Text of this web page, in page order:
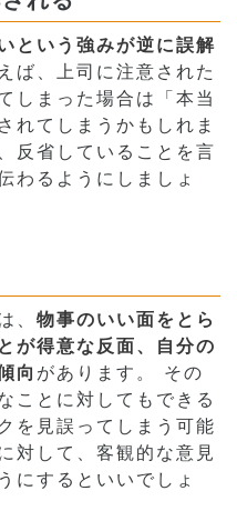
という強みが逆に誤解
ば、上司に注意された
しまった場合は「本当
れてしまうかもしれま
反省していることを言
わるようにしましょ
、 物事のいい面をとら
が得意な反面、自分の
向 があります。 その
ことに対してもできる
を見誤ってしまう可能
対して、客観的な意見
にするといいでしょ